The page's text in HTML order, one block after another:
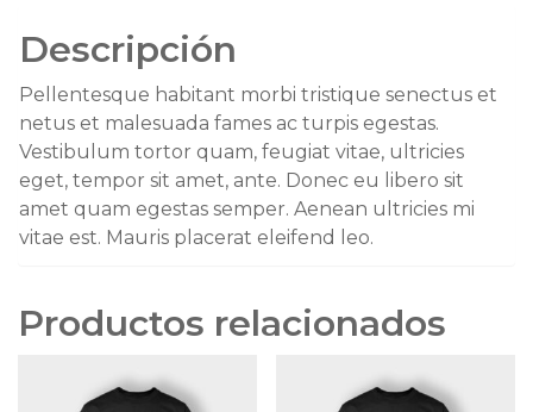
Descripción
Pellentesque habitant morbi tristique senectus et
netus et malesuada fames ac turpis egestas.
Vestibulum tortor quam, feugiat vitae, ultricies
eget, tempor sit amet, ante. Donec eu libero sit
amet quam egestas semper. Aenean ultricies mi
vitae est. Mauris placerat eleifend leo.
Productos relacionados